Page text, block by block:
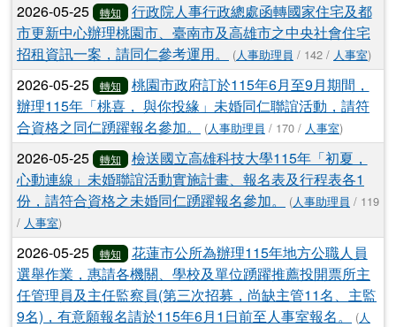
2026-05-25 轉知
行政院人事行政總處函轉國家住宅及都
市更新中心辦理桃園市、臺南市及高雄市之中央社會住宅
招租資訊一案，請同仁參考運用。
(人事助理員 / 142 / 人事室)
2026-05-25 轉知
桃園市政府訂於115年6月至9月期間，
辦理115年「桃喜， 與你投緣」未婚同仁聯誼活動，請符
合資格之同仁踴躍報名參加。
(人事助理員 / 170 / 人事室)
2026-05-25 轉知
檢送國立高雄科技大學115年「初夏，
心動連線」未婚聯誼活動實施計畫、報名表及行程表各1
份，請符合資格之未婚同仁踴躍報名參加。
(人事助理員 / 119
/ 人事室)
2026-05-25 轉知
花蓮市公所為辦理115年地方公職人員
選舉作業，惠請各機關、學校及單位踴躍推薦投開票所主
任管理員及主任監察員(第三次招募，尚缺主管11名、主監
9名)，有意願報名請於115年6月1日前至人事室報名。
(人